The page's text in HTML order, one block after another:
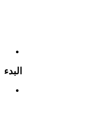
البدء